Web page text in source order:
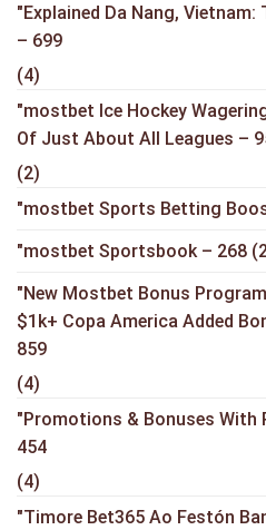
"Explained Da Nang,
– 699
(4)
"mostbet Ice Hockey
Of Just About All Leagues –
(2)
"mostbet Sports Betting
"mostbet Sportsbook – 268
"New Mostbet Bonus
$1k+ Copa America Added
859
(4)
"Promotions & Bonuses With
454
(4)
"Timore Bet365 Ao Festón